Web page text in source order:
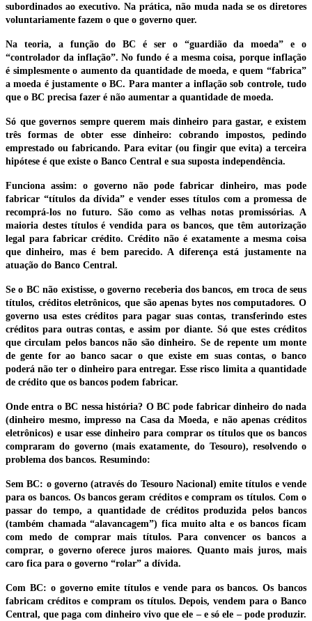
subordinados ao executivo. Na prática, não muda nada se os diretores
voluntariamente fazem o que o governo quer.
Na teoria, a função do BC é ser o “guardião da moeda” e o
“controlador da inflação”. No fundo é a mesma coisa, porque inflação
é simplesmente o aumento da quantidade de moeda, e quem “fabrica”
a moeda é justamente o BC. Para manter a inflação sob controle, tudo
que o BC precisa fazer é não aumentar a quantidade de moeda.
Só que governos sempre querem mais dinheiro para gastar, e existem
três formas de obter esse dinheiro: cobrando impostos, pedindo
emprestado ou fabricando. Para evitar (ou fingir que evita) a terceira
hipótese é que existe o Banco Central e sua suposta independência.
Funciona assim: o governo não pode fabricar dinheiro, mas pode
fabricar “títulos da dívida” e vender esses títulos com a promessa de
recomprá-los no futuro. São como as velhas notas promissórias. A
maioria destes títulos é vendida para os bancos, que têm autorização
legal para fabricar crédito. Crédito não é exatamente a mesma coisa
que dinheiro, mas é bem parecido. A diferença está justamente na
atuação do Banco Central.
Se o BC não existisse, o governo receberia dos bancos, em troca de seus
títulos, créditos eletrônicos, que são apenas bytes nos computadores. O
governo usa estes créditos para pagar suas contas, transferindo estes
créditos para outras contas, e assim por diante. Só que estes créditos
que circulam pelos bancos não são dinheiro. Se de repente um monte
de gente for ao banco sacar o que existe em suas contas, o banco
poderá não ter o dinheiro para entregar. Esse risco limita a quantidade
de crédito que os bancos podem fabricar.
Onde entra o BC nessa história? O BC pode fabricar dinheiro do nada
(dinheiro mesmo, impresso na Casa da Moeda, e não apenas créditos
eletrônicos) e usar esse dinheiro para comprar os títulos que os bancos
compraram do governo (mais exatamente, do Tesouro), resolvendo o
problema dos bancos. Resumindo:
Sem BC: o governo (através do Tesouro Nacional) emite títulos e vende
para os bancos. Os bancos geram créditos e compram os títulos. Com o
passar do tempo, a quantidade de créditos produzida pelos bancos
(também chamada “alavancagem”) fica muito alta e os bancos ficam
com medo de comprar mais títulos. Para convencer os bancos a
comprar, o governo oferece juros maiores. Quanto mais juros, mais
caro fica para o governo “rolar” a dívida.
Com BC: o governo emite títulos e vende para os bancos. Os bancos
fabricam créditos e compram os títulos. Depois, vendem para o Banco
Central, que paga com dinheiro vivo que ele – e só ele – pode produzir.